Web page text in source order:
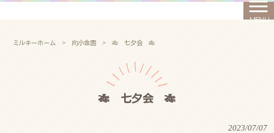
MENU
ミルキーホーム > 向小金園 > 🎋 七夕会 🎋
🎋 七夕会 🎋
2023/07/07